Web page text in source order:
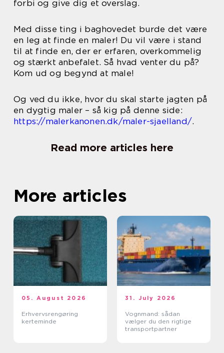
forbi og give dig et overslag.
Med disse ting i baghovedet burde det være
en leg at finde en maler! Du vil være i stand
til at finde en, der er erfaren, overkommelig
og stærkt anbefalet. Så hvad venter du på?
Kom ud og begynd at male!
Og ved du ikke, hvor du skal starte jagten på
en dygtig maler – så kig på denne side:
https://malerkanonen.dk/maler-sjaelland/.
Read more articles here
More articles
05. August 2026
Erhvervsrengøring
kerteminde
31. July 2026
Vognmand: sådan
vælger du den rigtige
transportpartner